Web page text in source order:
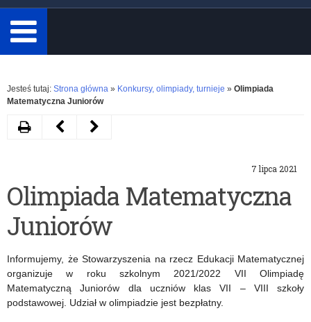
minimum
3
znaki.
Rozwiń
Jesteś tutaj: Strona główna » Konkursy, olimpiady, turnieje » Olimpiada
Matematyczna Juniorów
7 lipca 2021
Olimpiada Matematyczna
Juniorów
Informujemy, że Stowarzyszenia na rzecz Edukacji Matematycznej
organizuje w roku szkolnym 2021/2022 VII Olimpiadę
Matematyczną Juniorów dla uczniów klas VII – VIII szkoły
podstawowej. Udział w olimpiadzie jest bezpłatny.
DrukujNastępny
Olimpiada
Wiedzy
Prawie
Poprzedni
edycja
konkursu
Zawodowa
Najwyższej